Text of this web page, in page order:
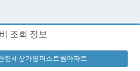
조회 정보
한세상가평퍼스트원아파트